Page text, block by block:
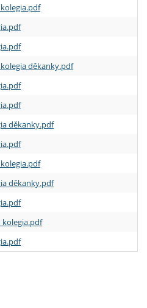
děkanky.pdf
děkanky.pdf
děkanky.pdf
kolegia.pdf